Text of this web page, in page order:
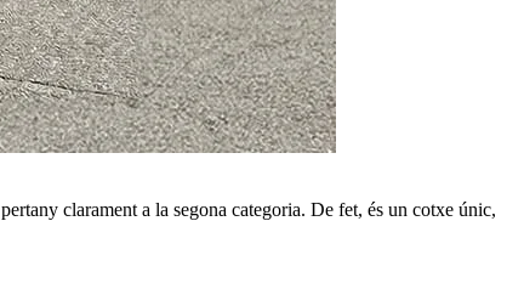
clarament a la segona categoria. De fet, és un cotxe únic,